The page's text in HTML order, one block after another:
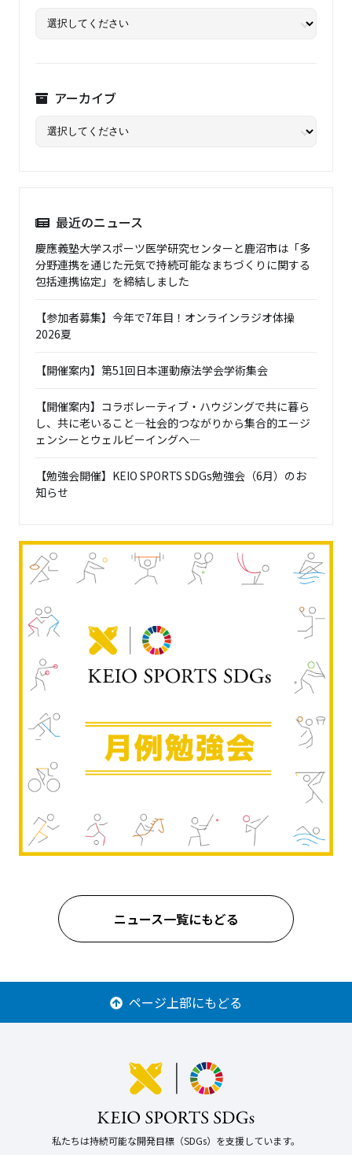
アーカイブ
最近のニュース
慶應義塾大学スポーツ医学研究センターと鹿沼市は「多
分野連携を通じた元気で持続可能なまちづくりに関する
包括連携協定」を締結しました
【参加者募集】今年で7年目！オンラインラジオ体操
2026夏
【開催案内】第51回日本運動療法学会学術集会
【開催案内】コラボレーティブ・ハウジングで共に暮ら
し、共に老いること―社会的つながりから集合的エージ
ェンシーとウェルビーイングへ―
【勉強会開催】KEIO SPORTS SDGs勉強会（6月）のお
知らせ
ニュース一覧にもどる
ページ上部にもどる
私たちは持続可能な開発目標（SDGs）を支援しています。